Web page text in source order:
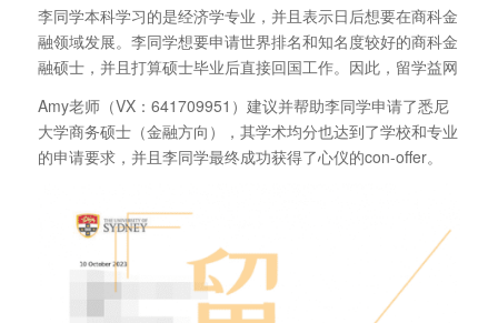
李同学本科学习的是经济学专业，并且表示日后想要在商科金
融领域发展。李同学想要申请世界排名和知名度较好的商科金
融硕士，并且打算硕士毕业后直接回国工作。因此，留学益网
Amy老师（VX：641709951）建议并帮助李同学申请了悉尼
大学商务硕士（金融方向），其学术均分也达到了学校和专业
的申请要求，并且李同学最终成功获得了心仪的con-offer。